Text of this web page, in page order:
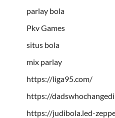
parlay bola
Pkv Games
situs bola
mix parlay
https://liga95.com/
https://
https://judibola.led-